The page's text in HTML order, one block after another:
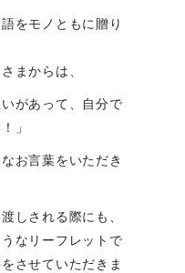
をモノともに贈り
まからは、
があって、自分で
」
お言葉をいただき
しされる際にも、
なリーフレットで
させていただきま